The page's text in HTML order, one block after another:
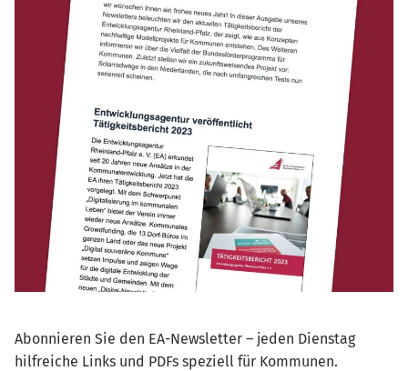
Abonnieren Sie den EA-Newsletter – jeden Dienstag
hilfreiche Links und PDFs speziell für Kommunen.